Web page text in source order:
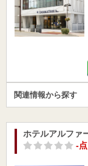
関連情報から探す
ホテルアルファ
-点